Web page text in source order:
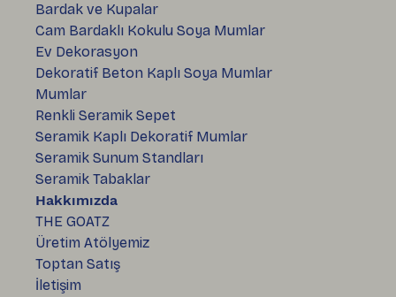
Bardak ve Kupalar
Cam Bardaklı Kokulu Soya Mumlar
Ev Dekorasyon
Dekoratif Beton Kaplı Soya Mumlar
Mumlar
Renkli Seramik Sepet
Seramik Kaplı Dekoratif Mumlar
Seramik Sunum Standları
Seramik Tabaklar
Hakkımızda
THE GOATZ
Üretim Atölyemiz
Toptan Satış
İletişim